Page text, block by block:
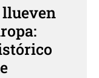
llueven